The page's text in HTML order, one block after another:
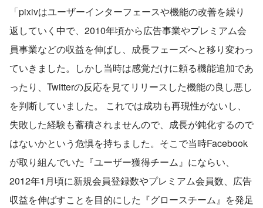
「pixivはユーザーインターフェースや機能の改善を繰り
返していく中で、2010年頃から広告事業やプレミアム会
員事業などの収益を伸ばし、成長フェーズへと移り変わっ
ていきました。しかし当時は感覚だけに頼る機能追加であ
ったり、Twitterの反応を見てリリースした機能の良し悪し
を判断していました。 これでは成功も再現性がないし、
失敗した経験も蓄積されませんので、成長が鈍化するので
はないかという危惧を持ちました。そこで当時Facebook
が取り組んでいた『ユーザー獲得チーム』にならい、
2012年1月頃に新規会員登録数やプレミアム会員数、広告
収益を伸ばすことを目的にした『グロースチーム』を発足